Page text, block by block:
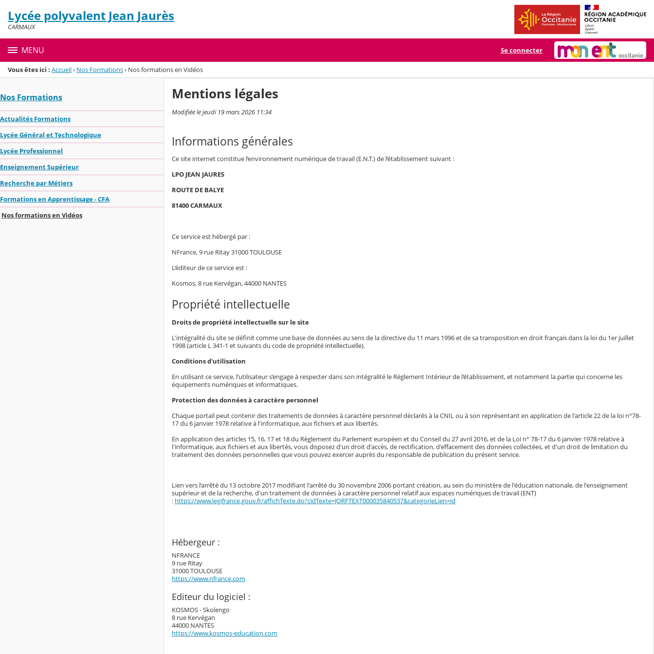
Menu de la rubrique
Contenu
Lycée polyvalent Jean Jaurès
CARMAUX
MENU Se connecter
Vous êtes ici : Accueil› Nos Formations› Nos formations en Vidéos
Nos Formations
Actualités Formations
Lycée Général et Technologique
Lycée Professionnel
Enseignement Supérieur
Recherche par Métiers
Formations en Apprentissage - CFA
Nos formations en Vidéos
Mentions légales
Modifiée le jeudi 19 mars 2026 11:34
Informations générales
Ce site internet constitue l’environnement numérique de travail (E.N.T.) de l’établissement suivant :
LPO JEAN JAURES
ROUTE DE BALYE
81400 CARMAUX
Ce service est hébergé par :
NFrance, 9 rue Ritay 31000 TOULOUSE
L’éditeur de ce service est :
Kosmos, 8 rue Kervégan, 44000 NANTES
Propriété intellectuelle
Droits de propriété intellectuelle sur le site
L'intégralité du site se définit comme une base de données au sens de la directive du 11 mars 1996 et de sa transposition en droit français dans la loi du 1er juillet
1998 (article L 341-1 et suivants du code de propriété intellectuelle).
Conditions d'utilisation
En utilisant ce service, l’utilisateur s’engage à respecter dans son intégralité le Règlement Intérieur de l’établissement, et notamment la partie qui concerne les
équipements numériques et informatiques.
Protection des données à caractère personnel
Chaque portail peut contenir des traitements de données à caractère personnel déclarés à la CNIL ou à son représentant en application de l'article 22 de la loi n°78-
17 du 6 janvier 1978 relative à l'informatique, aux fichiers et aux libertés.
En application des articles 15, 16, 17 et 18 du Règlement du Parlement européen et du Conseil du 27 avril 2016, et de la Loi n° 78-17 du 6 janvier 1978 relative à
l'informatique, aux fichiers et aux libertés, vous disposez d'un droit d'accès, de rectification, d'effacement des données collectées, et d'un droit de limitation du
traitement des données personnelles que vous pouvez exercer auprès du responsable de publication du présent service.
Lien vers l’arrêté du 13 octobre 2017 modifiant l'arrêté du 30 novembre 2006 portant création, au sein du ministère de l'éducation nationale, de l'enseignement
supérieur et de la recherche, d'un traitement de données à caractère personnel relatif aux espaces numériques de travail (ENT)
: https://www.legifrance.gouv.fr/affichTexte.do?cidTexte=JORFTEXT000035840537&categorieLien=id
Hébergeur :
NFRANCE
9 rue Ritay
31000 TOULOUSE
https://www.nfrance.com
Editeur du logiciel :
KOSMOS - Skolengo
8 rue Kervégan
44000 NANTES
https://www.kosmos-education.com